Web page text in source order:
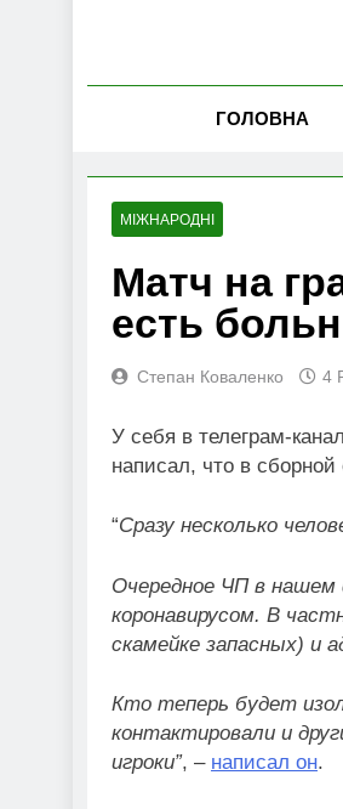
ГОЛОВНА
МІЖНАРОДНІ
Матч на
есть
Степан Коваленко 4
У себя в телеграм-
написал, что в
“Сразу несколько
Очередное ЧП в нашем
коронавирусом. В
скамейке запасных) и
Кто теперь будет
контактировали и
игроки”, – написал он.